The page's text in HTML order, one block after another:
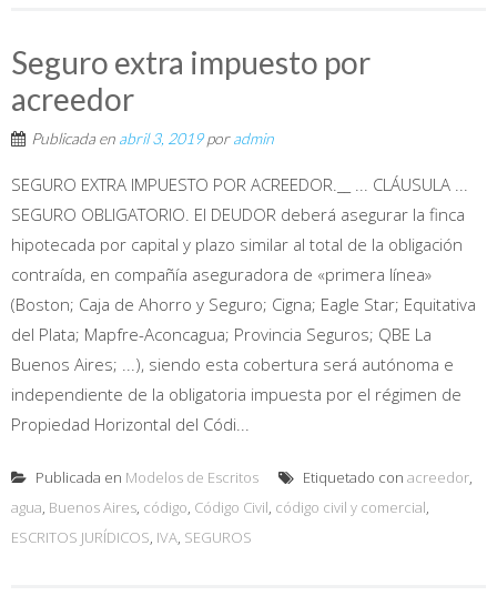
Seguro extra impuesto por
acreedor
Publicada en abril 3, 2019poradmin
SEGURO EXTRA IMPUESTO POR ACREEDOR.__ ... CLÁUSULA ...
SEGURO OBLIGATORIO. El DEUDOR deberá asegurar la finca
hipotecada por capital y plazo similar al total de la obligación
contraída, en compañía aseguradora de «primera línea»
(Boston; Caja de Ahorro y Seguro; Cigna; Eagle Star; Equitativa
del Plata; Mapfre-Aconcagua; Provincia Seguros; QBE La
Buenos Aires; ...), siendo esta cobertura será autónoma e
independiente de la obligatoria impuesta por el régimen de
Propiedad Horizontal del Códi...
Publicada en Modelos de Escritos Etiquetado con acreedor,
agua, Buenos Aires, código, Código Civil, código civil y comercial,
ESCRITOS JURÍDICOS, IVA, SEGUROS